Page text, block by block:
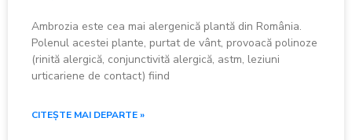
Ambrozia este cea mai alergenică plantă din România.
Polenul acestei plante, purtat de vânt, provoacă polinoze
(rinită alergică, conjunctivită alergică, astm, leziuni
urticariene de contact) fiind
CITEȘTE MAI DEPARTE »